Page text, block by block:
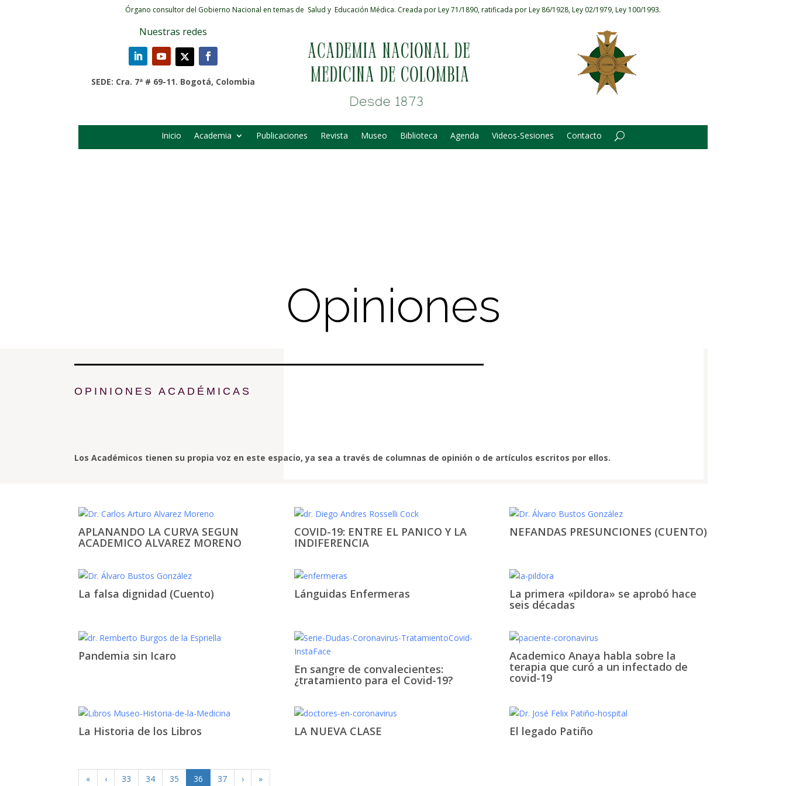
Órgano consultor del Gobierno Nacional en temas de Salud y Educación Médica. Creada por Ley 71/1890, ratificada por Ley 86/1928, Ley 02/1979, Ley 100/1993.
Nuestras redes
SEDE: Cra. 7ª # 69-11. Bogotá, Colombia
Inicio Academia Publicaciones Revista Museo Biblioteca Agenda Videos-Sesiones Contacto
Opiniones
OPINIONES ACADÉMICAS
Los Académicos tienen su propia voz en este espacio, ya sea a través de columnas de opinión o de artículos escritos por ellos.
APLANANDO LA CURVA SEGUN
ACADEMICO ALVAREZ MORENO
COVID-19: ENTRE EL PANICO Y LA
INDIFERENCIA
NEFANDAS PRESUNCIONES (CUENTO)
La falsa dignidad (Cuento) Lánguidas Enfermeras La primera «pildora» se aprobó hace
seis décadas
Pandemia sin Icaro
En sangre de convalecientes:
¿tratamiento para el Covid-19?
Academico Anaya habla sobre la
terapia que curó a un infectado de
covid-19
La Historia de los Libros LA NUEVA CLASE El legado Patiño
« ‹ 33 34 35 36 37 › »